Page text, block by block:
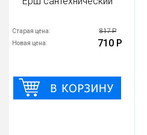
Старая цена: 817 Р
Новая цена: 710 Р